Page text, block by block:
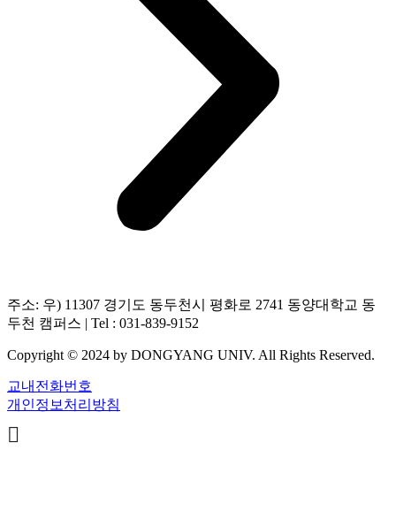
주소: 우) 11307 경기도 동두천시 평화로 2741 동양대학교 동
두천 캠퍼스 | Tel : 031-839-9152
Copyright © 2024 by DONGYANG UNIV. All Rights Reserved.
교내전화번호
개인정보처리방침